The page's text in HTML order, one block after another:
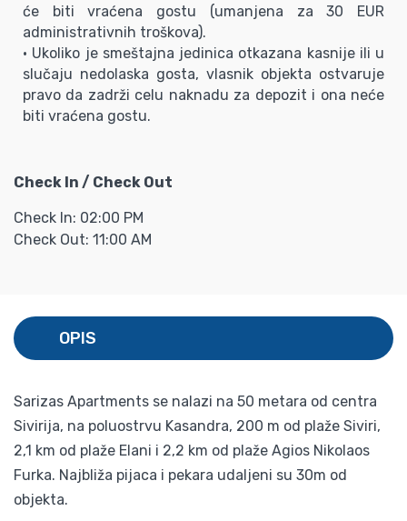
će biti vraćena gostu (umanjena za 30 EUR
administrativnih troškova).
• Ukoliko je smeštajna jedinica otkazana kasnije ili u
slučaju nedolaska gosta, vlasnik objekta ostvaruje
pravo da zadrži celu naknadu za depozit i ona neće
biti vraćena gostu.
Check In / Check Out
Check In: 02:00 PM
Check Out: 11:00 AM
OPIS
Sarizas Apartments se nalazi na 50 metara od centra
Sivirija, na poluostrvu Kasandra, 200 m od plaže Siviri,
2,1 km od plaže Elani i 2,2 km od plaže Agios Nikolaos
Furka. Najbliža pijaca i pekara udaljeni su 30m od
objekta.